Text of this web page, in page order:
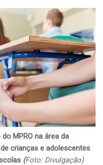
MPRO na área da
crianças e adolescentes
(Foto: Divulgação)